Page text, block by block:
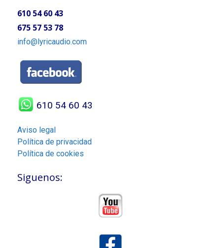
610 54 60 43
675 57 53 78
info@lyricaudio.com
610 54 60 43
Aviso legal
Política de privacidad
Política de cookies
Siguenos: